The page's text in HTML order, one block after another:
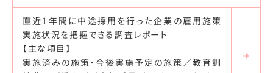
直近1年間に中途採用を行った企業の雇用施策
実施状況を把握できる調査レポート
【主な項目】
実施済みの施策・今後実施予定の施策／教育訓